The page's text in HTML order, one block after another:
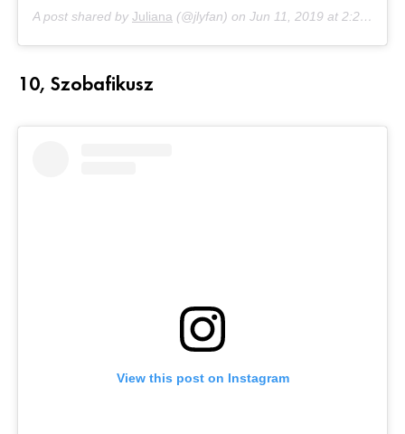
A post shared by Juliana (@jlyfan) on Jun 11, 2019 at 2:20am PDT
10, Szobafikusz
View this post on Instagram